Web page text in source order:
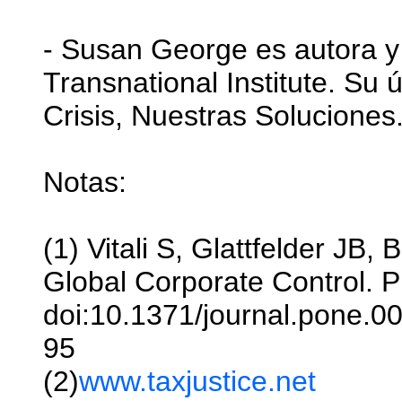
- Susan George es autora
Transnational Institute. Su
Crisis, Nuestras
Notas:
(1) Vitali S, Glattfelder JB,
Global Corporate Control.
doi:10.1371/
95
(2)www.taxjustice.net